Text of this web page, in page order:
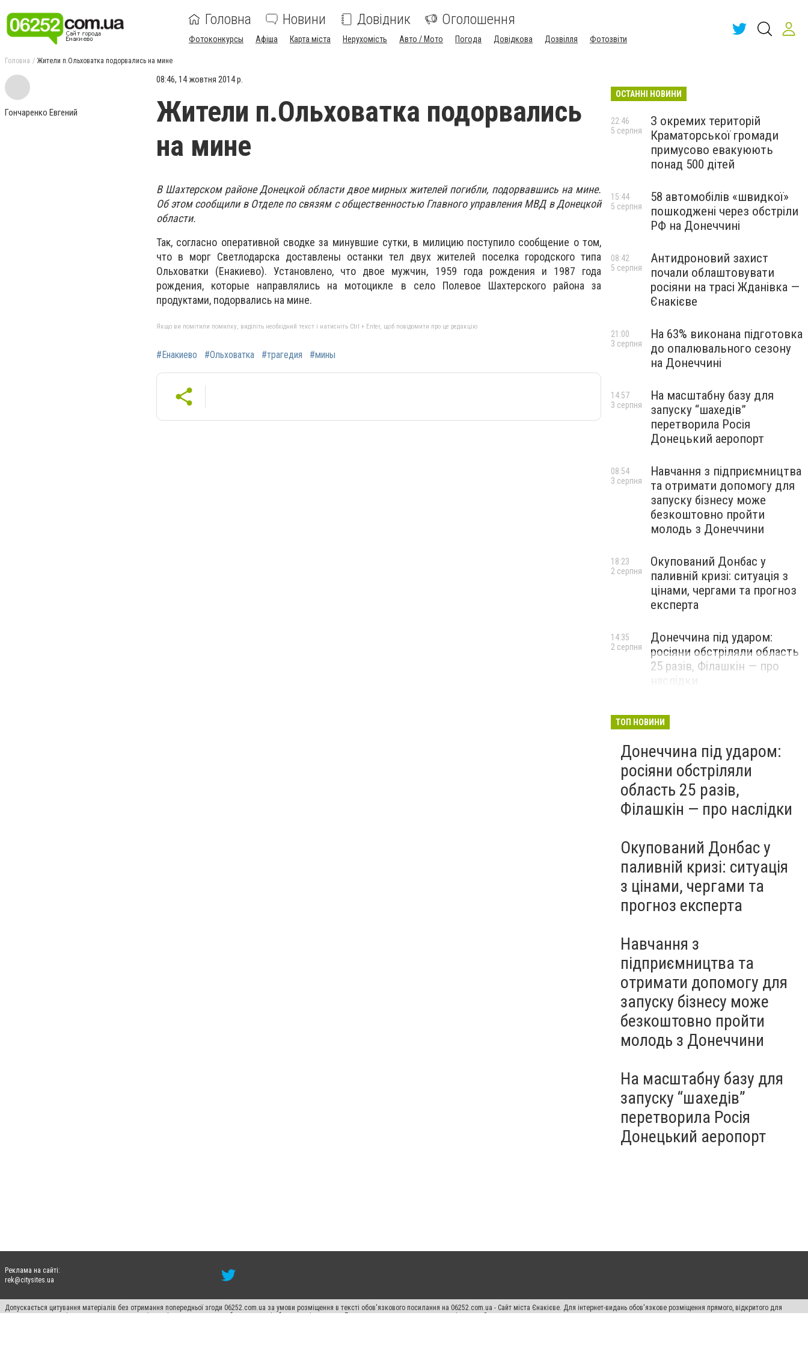
Головна Новини Довідник Оголошення
Фотоконкурсы Афіша Карта міста Нерухомість Авто / Мото Погода Довідкова Дозвілля Фотозвіти
Головна Жители п.Ольховатка подорвались на мине
Гончаренко Евгений
08:46, 14 жовтня 2014 р.
Жители п.Ольховатка подорвались
на мине
В Шахтерском районе Донецкой области двое мирных жителей погибли, подорвавшись на мине.
Об этом сообщили в Отделе по связям с общественностью Главного управления МВД в Донецкой
области.
Так, согласно оперативной сводке за минувшие сутки, в милицию поступило сообщение о том,
что в морг Светлодарска доставлены останки тел двух жителей поселка городского типа
Ольховатки (Енакиево). Установлено, что двое мужчин, 1959 года рождения и 1987 года
рождения, которые направлялись на мотоцикле в село Полевое Шахтерского района за
продуктами, подорвались на мине.
Якщо ви помітили помилку, виділіть необхідний текст і натисніть Ctrl + Enter, щоб повідомити про це редакцію
#Енакиево #Ольховатка #трагедия #мины
ОСТАННІ НОВИНИ
З окремих територій
Краматорської громади
примусово евакуюють
понад 500 дітей
22:46
5 серпня
58 автомобілів «швидкої»
пошкоджені через обстріли
РФ на Донеччині
15:44
5 серпня
Антидроновий захист
почали облаштовувати
росіяни на трасі Жданівка —
Єнакієве
08:42
5 серпня
На 63% виконана підготовка
до опалювального сезону
на Донеччині
21:00
3 серпня
На масштабну базу для
запуску “шахедів”
перетворила Росія
Донецький аеропорт
14:57
3 серпня
Навчання з підприємництва
та отримати допомогу для
запуску бізнесу може
безкоштовно пройти
молодь з Донеччини
08:54
3 серпня
Окупований Донбас у
паливній кризі: ситуація з
цінами, чергами та прогноз
експерта
18:23
2 серпня
Донеччина під ударом:
росіяни обстріляли область
25 разів, Філашкін — про
14:35
2 серпня
ТОП НОВИНИ
Донеччина під ударом:
росіяни обстріляли
область 25 разів,
Філашкін — про наслідки
Окупований Донбас у
паливній кризі: ситуація
з цінами, чергами та
прогноз експерта
Навчання з
підприємництва та
отримати допомогу для
запуску бізнесу може
безкоштовно пройти
молодь з Донеччини
На масштабну базу для
запуску “шахедів”
перетворила Росія
Донецький аеропорт
Реклама на сайті:
rek@citysites.ua
Допускається цитування матеріалів без отримання попередньої згоди 06252.com.ua за умови розміщення в тексті обов'язкового посилання на 06252.com.ua - Сайт міста Єнакієве. Для інтернет-видань обов'язкове розміщення прямого, відкритого для
пошукових систем гіперпосилання на цитовані статті не нижче другого абзацу в тексті або в якості джерела. Порушення виняткових прав переслідується Законом.